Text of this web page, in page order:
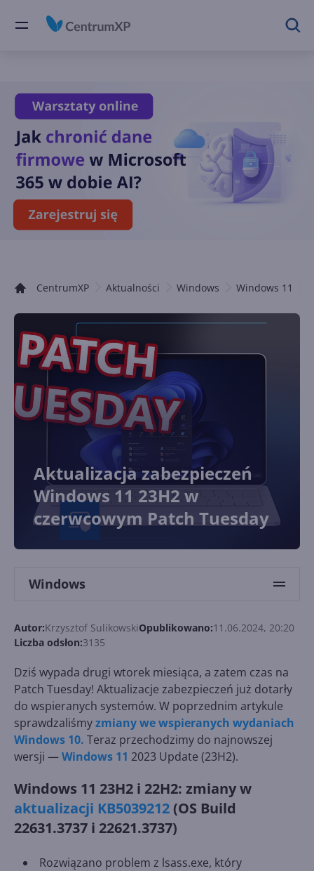
CentrumXP Aktualności Windows Windows 11
Aktualizacja zabezpieczeń
Windows 11 23H2 w
czerwcowym Patch Tuesday
Windows
Autor:Krzysztof SulikowskiOpublikowano:11.06.2024, 20:20
Liczba odsłon:3135
Dziś wypada drugi wtorek miesiąca, a zatem czas na
Patch Tuesday! Aktualizacje zabezpieczeń już dotarły
do wspieranych systemów. W poprzednim artykule
sprawdzaliśmyzmiany we wspieranych wydaniach
Windows 10. Teraz przechodzimy do najnowszej
wersji —Windows 11 2023 Update (23H2).
Windows 11 23H2 i 22H2: zmiany w
aktualizacji KB5039212 (OS Build
22631.3737 i 22621.3737)
Rozwiązano problem z lsass.exe, który